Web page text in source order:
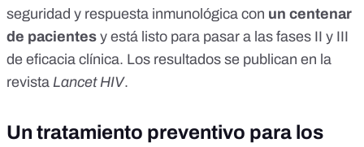
seguridad y respuesta inmunológica con un centenar
de pacientes y está listo para pasar a las fases II y III
de eficacia clínica. Los resultados se publican en la
revista Lancet HIV.
Un tratamiento preventivo para los